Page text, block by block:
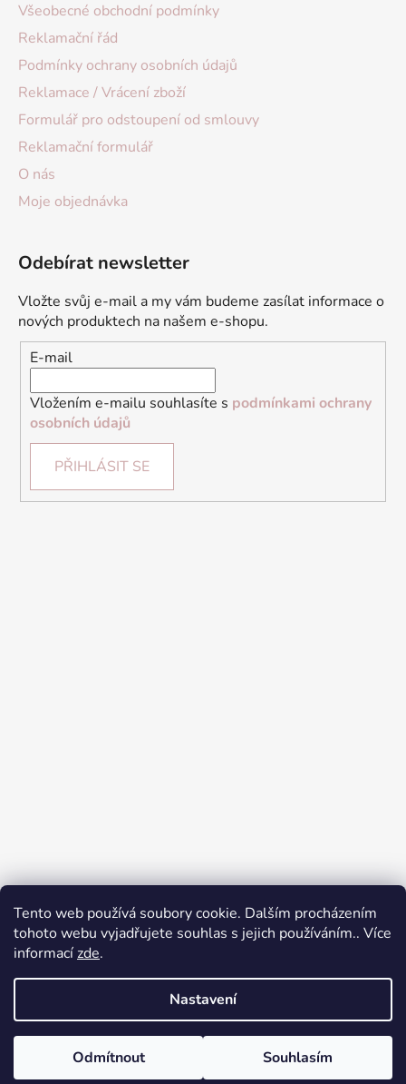
Tento web používá soubory cookie. Dalším procházením
tohoto webu vyjadřujete souhlas s jejich používáním.. Více
informacízde.
Nastavení
Odmítnout Souhlasím
Všeobecné obchodní podmínky
Reklamační řád
Podmínky ochrany osobních údajů
Reklamace / Vrácení zboží
Formulář pro odstoupení od smlouvy
Reklamační formulář
O nás
Moje objednávka
Odebírat newsletter
Vložte svůj e-mail a my vám budeme zasílat informace o
nových produktech na našem e-shopu.
E-mail
Vložením e-mailu souhlasíte s podmínkami ochrany
osobních údajů
PŘIHLÁSIT SE
Přijímáme online platby
Vytvořil Shoptet